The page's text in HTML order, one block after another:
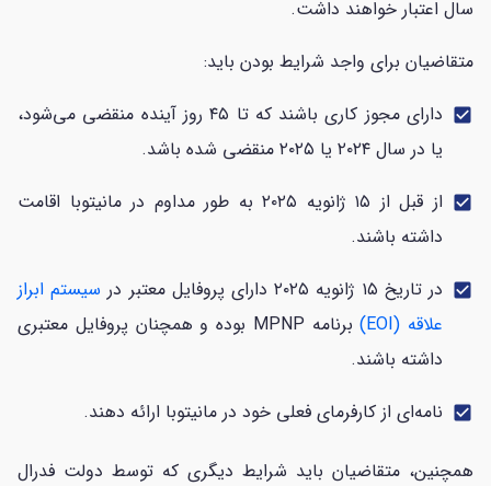
سال اعتبار خواهند داشت.
متقاضیان برای واجد شرایط بودن باید:
check_box
دارای مجوز کاری باشند که تا ۴۵ روز آینده منقضی می‌شود،
یا در سال ۲۰۲۴ یا ۲۰۲۵ منقضی شده باشد.
check_box
از قبل از ۱۵ ژانویه ۲۰۲۵ به طور مداوم در مانیتوبا اقامت
داشته باشند.
check_box در تاریخ ۱۵ ژانویه ۲۰۲۵ دارای پروفایل معتبر در
سیستم ابراز
علاقه (EOI)
برنامه MPNP بوده و همچنان پروفایل معتبری
داشته باشند.
check_box نامه‌ای از کارفرمای فعلی خود در مانیتوبا ارائه دهند.
همچنین، متقاضیان باید شرایط دیگری که توسط دولت فدرال